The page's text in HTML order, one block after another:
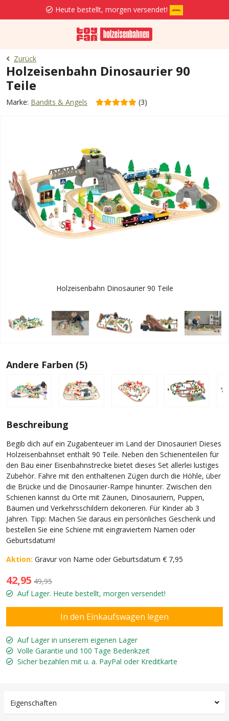
Heute bestellt, morgen versendet!
Zurück
Holzeisenbahn Dinosaurier 90
Teile
Marke: Bandits & Angels (3)
‹ ›
Holzeisenbahn Dinosaurier 90 Teile
Andere Farben (5)
Beschreibung
Begib dich auf ein Zugabenteuer im Land der Dinosaurier! Dieses
Holzeisenbahnset enthält 90 Teile. Neben den Schienenteilen für
den Bau einer Eisenbahnstrecke bietet dieses Set allerlei lustiges
Zubehör. Fahre mit den enthaltenen Zügen durch die Höhle, über
die Brücke und die Dinosaurier-Rampe hinunter. Zwischen den
Schienen kannst du Orte mit Zäunen, Dinosauriern, Puppen,
Bäumen und Verkehrsschildern dekorieren. Für Kinder ab 3
Jahren. Tipp: Machen Sie daraus ein persönliches Geschenk und
bestellen Sie eine Schiene mit eingraviertem Namen oder
Geburtsdatum!
Aktion: Gravur von Name oder Geburtsdatum € 7,95
42,95 49,95
Auf Lager. Heute bestellt, morgen versendet!
Auf Lager in unserem eigenen Lager
Volle Garantie und 100 Tage Bedenkzeit
Sicher bezahlen mit u. a. PayPal oder Kreditkarte
Eigenschaften